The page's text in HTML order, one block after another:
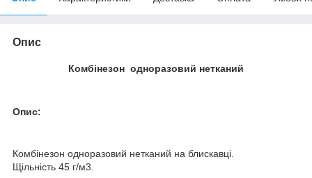
Опис
Комбінезон одноразовий нетканий
Опис:
Комбінезон одноразовий нетканий на блискавці.
Щільність 45 г/м3.